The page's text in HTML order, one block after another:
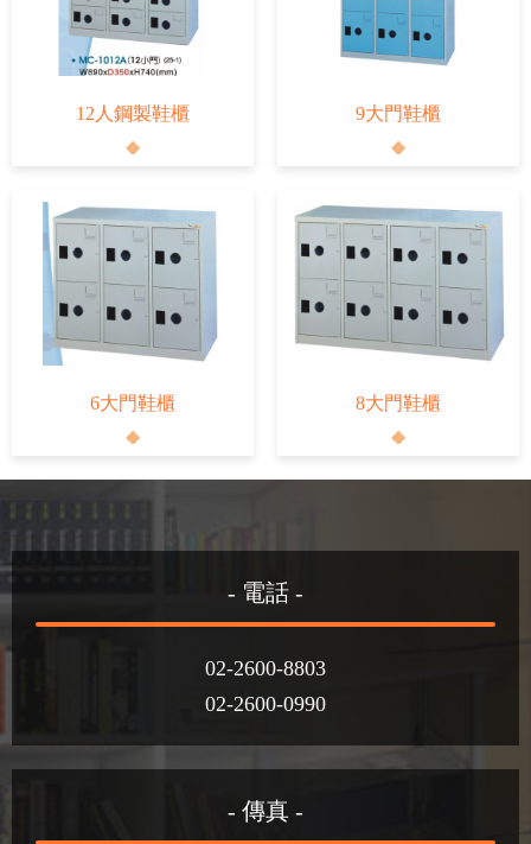
12人鋼製鞋櫃 9大門鞋櫃
6大門鞋櫃 8大門鞋櫃
- 電話 -
02-2600-8803
02-2600-0990
- 傳真 -